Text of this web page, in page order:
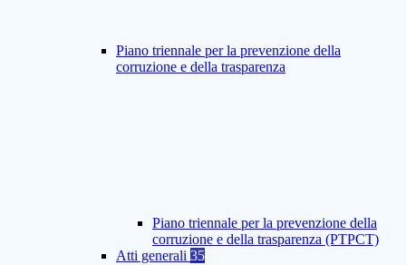
Piano triennale per la prevenzione della
corruzione e della trasparenza
Piano triennale per la prevenzione della
corruzione e della trasparenza (PTPCT)
Atti generali 35